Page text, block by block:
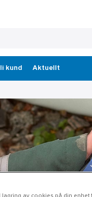
kund Aktuellt
av cookies på din enhet